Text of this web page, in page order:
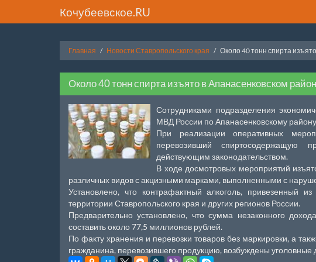
Кочубеевское.RU
Главная Новости Ставропольского края Около 40 тонн спирта
Около 40 тонн спирта изъято в Апанасенковском
Сотрудниками подразделения
МВД России по Апанасенковскому
При реализации оперативных
перевозивший спиртосодержащую
действующим законодательством.
В ходе досмотровых мероприятий
различных видов с акцизными марками, выполненными с
Установлено, что контрафактный алкоголь, привезенный
территории Ставропольского края и других регионов России.
Предварительно установлено, что сумма незаконного
составить около 77,5 миллионов рублей.
По факту хранения и перевозки товаров без маркировки, а
гражданина, перевозившего продукцию, возбуждены уголовные